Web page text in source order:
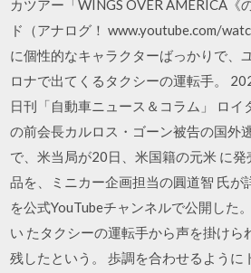
カツアー「WINGS OVER AMERICA《
ド（アナログ！ www.youtube.com/
に個性的なキャラクターばっかりで、
ロナで出てくるタクシーの運転手。
日刊「自動車ニュース＆コラム」 ロイ
の前会長カルロス・ゴーン被告の国外
で、米当局が20日、米国籍の元米 に
品を、ミニカー企画担当の圓道智 氏が
を公式YouTubeチャンネルで公開した
い たタクシーの運転手から声を掛けら
残したという。 歩調を合わせるように